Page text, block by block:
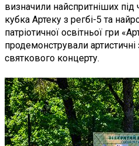
визначили найспритніших
кубка Артеку з регбі-5 та
патріотичної освітньої гри
продемонстрували артистичні
святкового концерту.